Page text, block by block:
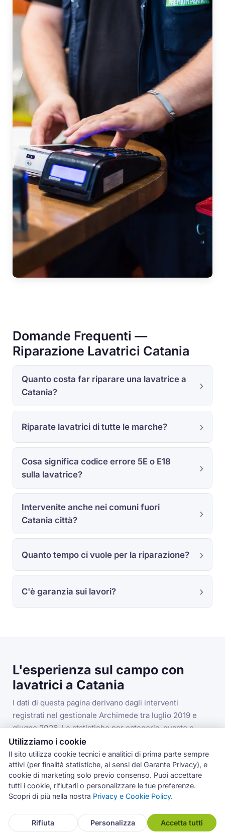
Domande Frequenti —
Riparazione Lavatrici Catania
Quanto costa far riparare una lavatrice a
Catania?
Riparate lavatrici di tutte le marche?
Cosa significa codice errore 5E o E18
sulla lavatrice?
Intervenite anche nei comuni fuori
Catania città?
Quanto tempo ci vuole per la riparazione?
C'è garanzia sui lavori?
L'esperienza sul campo con
lavatrici a Catania
I dati di questa pagina derivano dagli interventi
registrati nel gestionale Archimede tra luglio 2019 e
giugno 2026. Le statistiche per categoria, guasto e
codice errore si riferiscono alla categoria lavatrici nella
provincia di Catania.
3.993
Utilizziamo i cookie
Il sito utilizza cookie tecnici e analitici di prima parte sempre
attivi (per finalità statistiche, ai sensi del Garante Privacy), e
cookie di marketing solo previo consenso. Puoi accettare
tutti i cookie, rifiutarli o personalizzare le tue preferenze.
Scopri di più nella nostra Privacy e Cookie Policy.
Rifiuta Personalizza Accetta tutti